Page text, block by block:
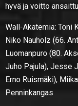
hyvä ja voitto
Wall-Akatemia: Toni
Niko Nauholz (66.
Luomanpuro (80.
Juho Pajula), Jesse
Erno Ruismäki),
Penninkangas